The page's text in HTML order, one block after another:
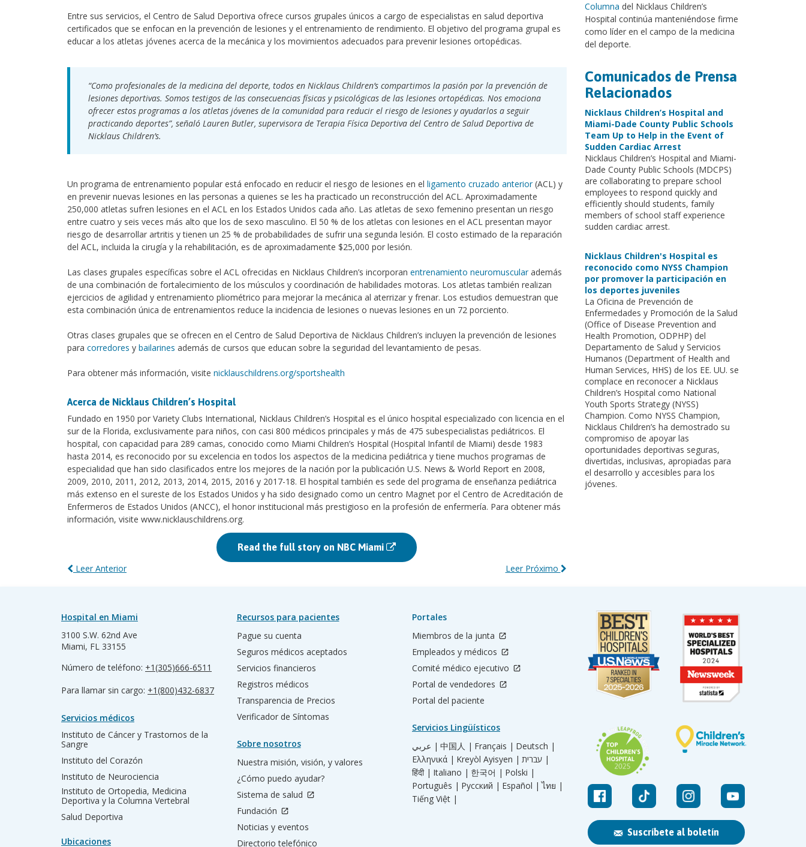
Entre sus servicios, el Centro de Salud Deportiva ofrece cursos grupales únicos a cargo de especialistas en salud deportiva
certificados que se enfocan en la prevención de lesiones y el entrenamiento de rendimiento. El objetivo del programa grupal es
educar a los atletas jóvenes acerca de la mecánica y los movimientos adecuados para prevenir lesiones ortopédicas.
“Como profesionales de la medicina del deporte, todos en Nicklaus Children’s compartimos la pasión por la prevención de
lesiones deportivas. Somos testigos de las consecuencias físicas y psicológicas de las lesiones ortopédicas. Nos emociona
ofrecer estos programas a los atletas jóvenes de la comunidad para reducir el riesgo de lesiones y ayudarlos a seguir
practicando deportes”, señaló Lauren Butler, supervisora de Terapia Física Deportiva del Centro de Salud Deportiva de
Nicklaus Children’s.
Un programa de entrenamiento popular está enfocado en reducir el riesgo de lesiones en el ligamento cruzado anterior(ACL) y
en prevenir nuevas lesiones en las personas a quienes se les ha practicado un reconstrucción del ACL. Aproximadamente
250,000 atletas sufren lesiones en el ACL en los Estados Unidos cada año. Las atletas de sexo femenino presentan un riesgo
entre cuatro y seis veces más alto que los de sexo masculino. El 50 % de los atletas con lesiones en el ACL presentan mayor
riesgo de desarrollar artritis y tienen un 25 % de probabilidades de sufrir una segunda lesión. El costo estimado de la reparación
del ACL, incluida la cirugía y la rehabilitación, es de aproximadamente $25,000 por lesión.
Las clases grupales específicas sobre el ACL ofrecidas en Nicklaus Children’s incorporan entrenamiento neuromuscularademás
de una combinación de fortalecimiento de los músculos y coordinación de habilidades motoras. Los atletas también realizan
ejercicios de agilidad y entrenamiento pliométrico para mejorar la mecánica al aterrizar y frenar. Los estudios demuestran que
esta combinación única de entrenamientos reduce la incidencia de lesiones o nuevas lesiones en un 72 porciento.
Otras clases grupales que se ofrecen en el Centro de Salud Deportiva de Nicklaus Children’s incluyen la prevención de lesiones
para corredores y bailarines además de cursos que educan sobre la seguridad del levantamiento de pesas.
Para obtener más información, visite nicklauschildrens.org/sportshealth
Acerca de Nicklaus Children’s Hospital
Fundado en 1950 por Variety Clubs International, Nicklaus Children’s Hospital es el único hospital especializado con licencia en el
sur de la Florida, exclusivamente para niños, con casi 800 médicos principales y más de 475 subespecialistas pediátricos. El
hospital, con capacidad para 289 camas, conocido como Miami Children’s Hospital (Hospital Infantil de Miami) desde 1983
hasta 2014, es reconocido por su excelencia en todos los aspectos de la medicina pediátrica y tiene muchos programas de
especialidad que han sido clasificados entre los mejores de la nación por la publicación U.S. News & World Report en 2008,
2009, 2010, 2011, 2012, 2013, 2014, 2015, 2016 y 2017-18. El hospital también es sede del programa de enseñanza pediátrica
más extenso en el sureste de los Estados Unidos y ha sido designado como un centro Magnet por el Centro de Acreditación de
Enfermeros de Estados Unidos (ANCC), el honor institucional más prestigioso en la profesión de enfermería. Para obtener más
información, visite www.nicklauschildrens.org.
Read the full story on NBC Miami
Leer Próximo
Leer Anterior
Columna del Nicklaus Children’s
Hospital continúa manteniéndose firme
como líder en el campo de la medicina
del deporte.
Comunicados de Prensa
Relacionados
Nicklaus Children’s Hospital and
Miami-Dade County Public Schools
Team Up to Help in the Event of
Sudden Cardiac Arrest
Nicklaus Children’s Hospital and Miami-
Dade County Public Schools (MDCPS)
are collaborating to prepare school
employees to respond quickly and
efficiently should students, family
members of school staff experience
sudden cardiac arrest.
Nicklaus Children's Hospital es
reconocido como NYSS Champion
por promover la participación en
los deportes juveniles
La Oficina de Prevención de
Enfermedades y Promoción de la Salud
(Office of Disease Prevention and
Health Promotion, ODPHP) del
Departamento de Salud y Servicios
Humanos (Department of Health and
Human Services, HHS) de los EE. UU. se
complace en reconocer a Nicklaus
Children’s Hospital como National
Youth Sports Strategy (NYSS)
Champion. Como NYSS Champion,
Nicklaus Children’s ha demostrado su
compromiso de apoyar las
oportunidades deportivas seguras,
divertidas, inclusivas, apropiadas para
el desarrollo y accesibles para los
jóvenes.
Suscríbete al boletín
Hospital en Miami
3100 S.W. 62nd Ave
Miami, FL 33155
Número de teléfono: +1(305)666-6511
Para llamar sin cargo: +1(800)432-6837
Servicios médicos
Instituto de Cáncer y Trastornos de la
Sangre
Instituto del Corazón
Instituto de Neurociencia
Instituto de Ortopedia, Medicina
Deportiva y la Columna Vertebral
Salud Deportiva
Ubicaciones
Recursos para pacientes
Pague su cuenta
Seguros médicos aceptados
Servicios financieros
Registros médicos
Transparencia de Precios
Verificador de Síntomas
Sobre nosotros
Nuestra misión, visión, y valores
¿Cómo puedo ayudar?
Sistema de salud
Fundación
Noticias y eventos
Directorio telefónico
Portales
Miembros de la junta
Empleados y médicos
Comité médico ejecutivo
Portal de vendedores
Portal del paciente
Servicios Lingüísticos
عربي | 中国人 | Français | Deutsch |
Ελληνικά | Kreyòl Ayisyen |
עברית |
हिंदी | Italiano | 한국어 | Polski |
Português | Русский | Español | ไทย |
Tiếng Việt |